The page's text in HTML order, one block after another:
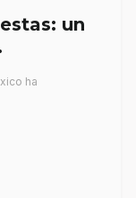
un
ha